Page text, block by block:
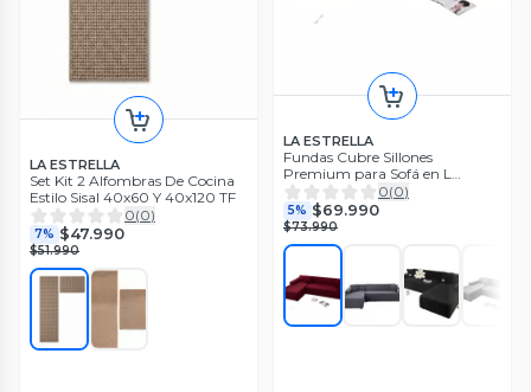
LA ESTRELLA
Set Kit 2 Alfombras De Cocina
Estilo Sisal 40x60 Y 40x120 TF
0(0)
7% $47.990
$51.990
LA ESTRELLA
Fundas Cubre Sillones
Premium para Sofá en L
(Combo 4 + 3 Cuerpos) RS.
0(0)
5% $69.990
$73.990